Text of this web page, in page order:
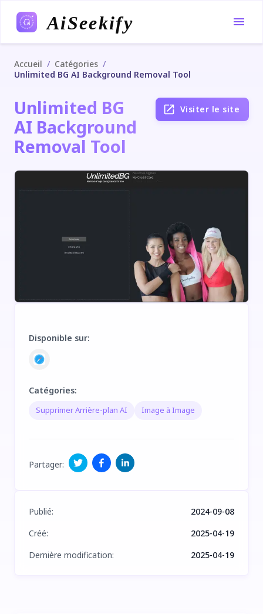
AiSeekify
Accueil / Catégories /
Unlimited BG AI Background Removal Tool
Unlimited BG
AI Background
Removal Tool
Visiter le site
Disponible sur:
Catégories:
Supprimer Arrière-plan AI Image à Image
Partager:
Publié:
2024-09-08
Créé:
2025-04-19
Dernière modification: 2025-04-19